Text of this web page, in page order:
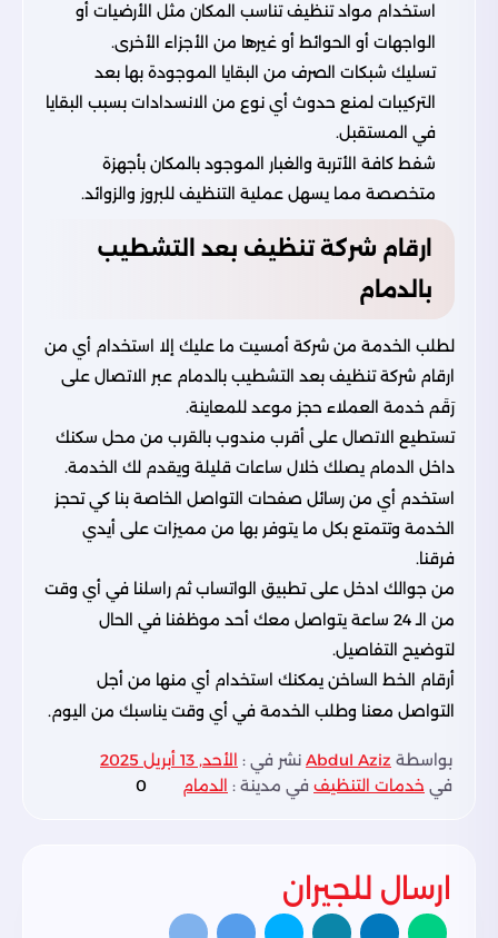
استخدام مواد تنظيف تناسب المكان مثل الأرضيات أو
الواجهات أو الحوائط أو غيرها من الأجزاء الأخرى.
تسليك شبكات الصرف من البقايا الموجودة بها بعد
التركيبات لمنع حدوث أي نوع من الانسدادات بسبب البقايا
في المستقبل.
شفط كافة الأتربة والغبار الموجود بالمكان بأجهزة
متخصصة مما يسهل عملية التنظيف للبروز والزوائد.
ارقام شركة تنظيف بعد التشطيب
بالدمام
لطلب الخدمة من شركة أمسيت ما عليك إلا استخدام أي من
ارقام شركة تنظيف بعد التشطيب بالدمام عبر الاتصال على
رَقَم خدمة العملاء حجز موعد للمعاينة.
تستطيع الاتصال على أقرب مندوب بالقرب من محل سكنك
داخل الدمام يصلك خلال ساعات قليلة ويقدم لك الخدمة.
استخدم أي من رسائل صفحات التواصل الخاصة بنا كي تحجز
الخدمة وتتمتع بكل ما يتوفر بها من مميزات على أيدي
فرقنا.
من جوالك ادخل على تطبيق الواتساب ثم راسلنا في أي وقت
من الـ 24 ساعة يتواصل معك أحد موظفنا في الحال
لتوضيح التفاصيل.
أرقام الخط الساخن يمكنك استخدام أي منها من أجل
التواصل معنا وطلب الخدمة في أي وقت يناسبك من اليوم.
بواسطة Abdul Aziz نشر في : الأحد, 13 أبريل 2025
في خدمات التنظيف في مدينة : الدمام 0
ارسال للجيران